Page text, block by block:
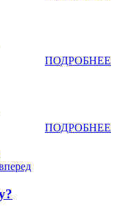
ПОДРОБНЕЕ
ПОДРОБНЕЕ